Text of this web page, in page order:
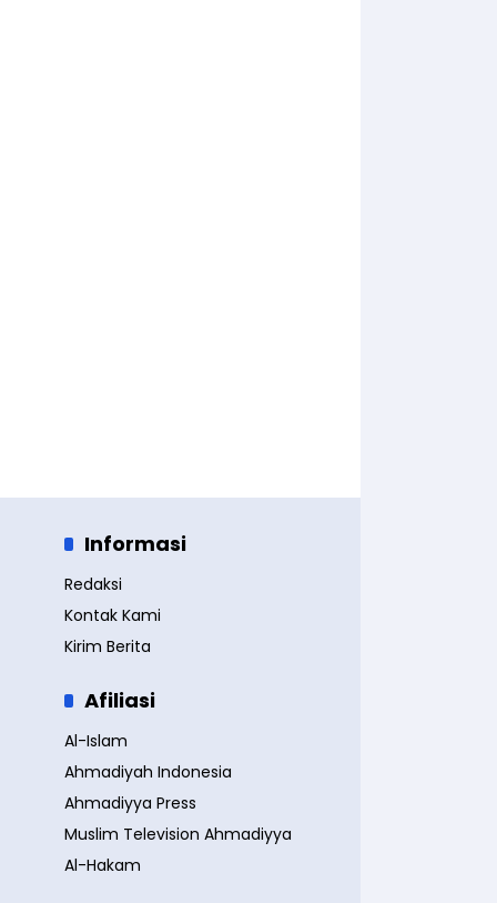
Informasi
Redaksi
Kontak Kami
Kirim Berita
Afiliasi
Al-Islam
Ahmadiyah Indonesia
Ahmadiyya Press
Muslim Television Ahmadiyya
Al-Hakam